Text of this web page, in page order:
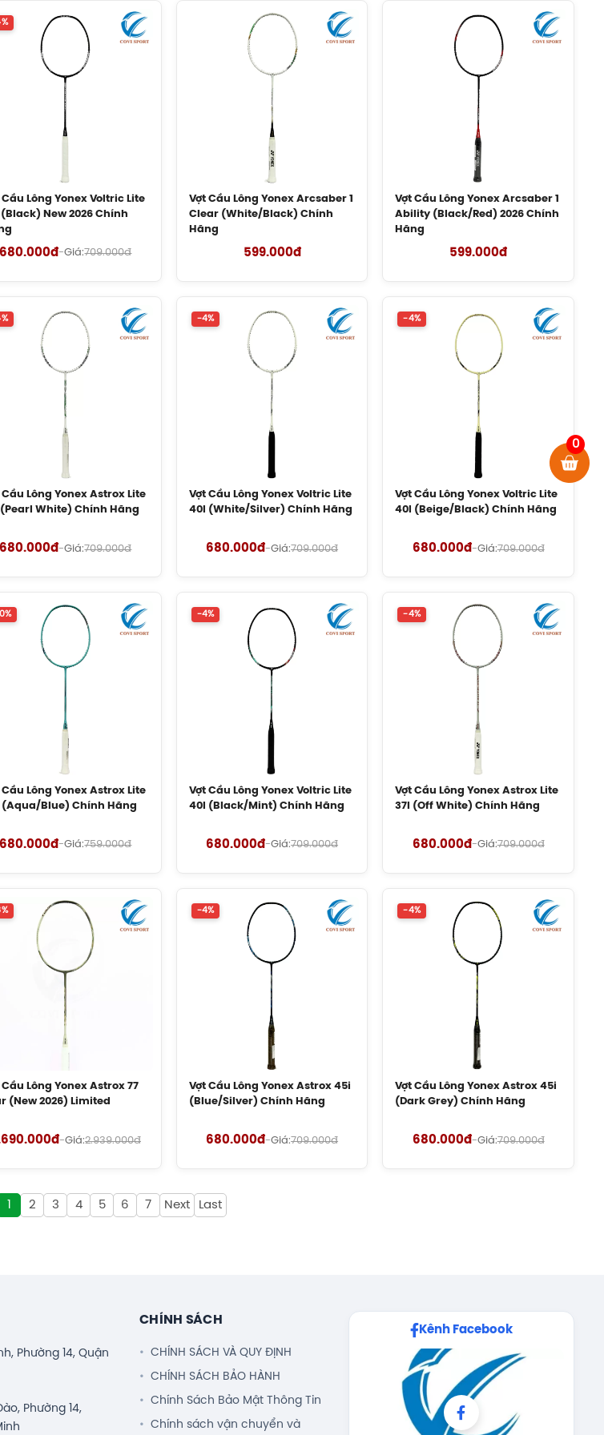
Cầu Lông Yonex Voltric Lite
(Black) New 2026 Chính
680.000đ-Giá:709.000đ
Vợt Cầu Lông Yonex Arcsaber 1
Clear (White/Black) Chính
Hãng
599.000đ
Vợt Cầu Lông Yonex Arcsaber 1
Ability (Black/Red) 2026 Chính
Hãng
599.000đ
Cầu Lông Yonex Astrox Lite
(Pearl White) Chính Hãng
680.000đ-Giá:709.000đ
-4%
Vợt Cầu Lông Yonex Voltric Lite
40I (White/Silver) Chính Hãng
680.000đ-Giá:709.000đ
-4%
Vợt Cầu Lông Yonex Voltric Lite
40I (Beige/Black) Chính Hãng
680.000đ-Giá:709.000đ
Cầu Lông Yonex Astrox Lite
(Aqua/Blue) Chính Hãng
680.000đ-Giá:759.000đ
-4%
Vợt Cầu Lông Yonex Voltric Lite
40I (Black/Mint) Chính Hãng
680.000đ-Giá:709.000đ
-4%
Vợt Cầu Lông Yonex Astrox Lite
37I (Off White) Chính Hãng
680.000đ-Giá:709.000đ
Cầu Lông Yonex Astrox 77
(New 2026) Limited
-Giá:2.939.000đ
-4%
Vợt Cầu Lông Yonex Astrox 45i
(Blue/Silver) Chính Hãng
680.000đ-Giá:709.000đ
-4%
Vợt Cầu Lông Yonex Astrox 45i
(Dark Grey) Chính Hãng
680.000đ-Giá:709.000đ
1 2 3 4 5 6 7 Next Last
Phường 14, Quận
Phường 14,
CHÍNH SÁCH
CHÍNH SÁCH VÀ QUY ĐỊNH
CHÍNH SÁCH BẢO HÀNH
Chính Sách Bảo Mật Thông Tin
Chính sách vận chuyển và
Kênh Facebook
0